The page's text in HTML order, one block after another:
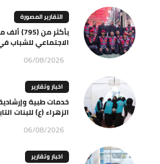
التقارير المصورة
بأكثر
الاجتماعي للشباب
06/08/2026
اخبار وتقارير
خدمات طبية
الزهراء (ع) للبنات
06/08/2026
اخبار وتقارير